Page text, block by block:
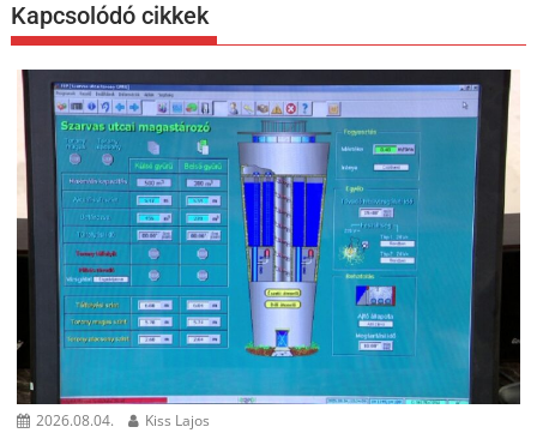
Kapcsolódó cikkek
2026.08.04. Kiss Lajos